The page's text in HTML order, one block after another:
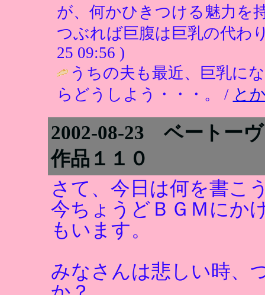
が、何かひきつける魅力
つぶれば巨腹は巨乳の代わ
25 09:56 )
うちの夫も最近、巨乳に
らどうしよう・・・。 / と
2002-08-23 ベートー
作品１１０
さて、今日は何を書こ
今ちょうどＢＧＭにか
もいます。
みなさんは悲しい時、